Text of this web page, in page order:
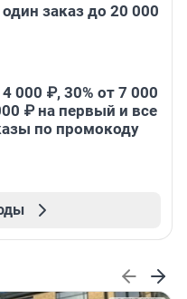
заказ до 20 000
000 ₽, 30% от 7 000
₽ на первый и все
по промокоду